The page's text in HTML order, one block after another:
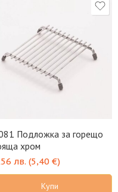
Подложка за горещо
хром
лв. (5,40 €)
Купи